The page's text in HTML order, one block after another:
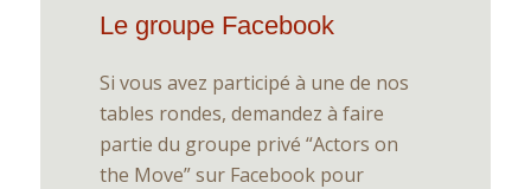
Le groupe Facebook
Si vous avez participé à une de nos
tables rondes, demandez à faire
partie du groupe privé “Actors on
the Move” sur Facebook pour